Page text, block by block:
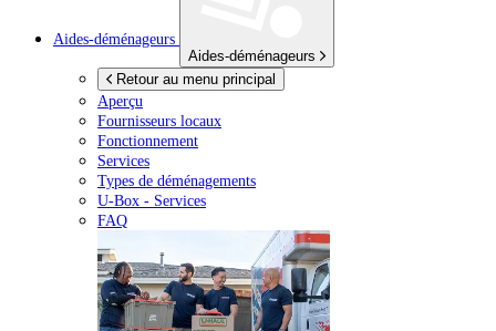
Aides-déménageurs
Aides-déménageurs
Retour au menu principal
Aperçu
Fournisseurs locaux
Fonctionnement
Services
Types de déménagements
U-Box - Services
FAQ